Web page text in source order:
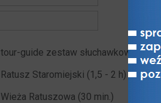
tour-guide zestaw słuchawkowy
Ratusz Staromiejski (1,5 - 2 h)
Wieża Ratuszowa (30 min.)